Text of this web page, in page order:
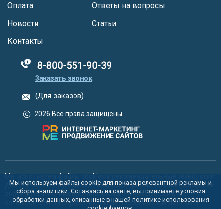
Оплата
Новости
Ответы на вопросы
Статьи
Контакты
88005555550
Заказать звонок
(Для заказов)
2026 Все права защищены.
Мы используем файлы cookies
для улучшения функционала сайта, персонализации рекламы и
анализа статистики посещаемости. Используя сайт, вы
соглашаетесь на обработку ваших персональных данных в
Мы используем файлы cookie для показа релевантной рекламы и
сбора аналитики. Оставаясь на сайте, вы принимаете условия
обработки данных, описанные в нашей политике использования